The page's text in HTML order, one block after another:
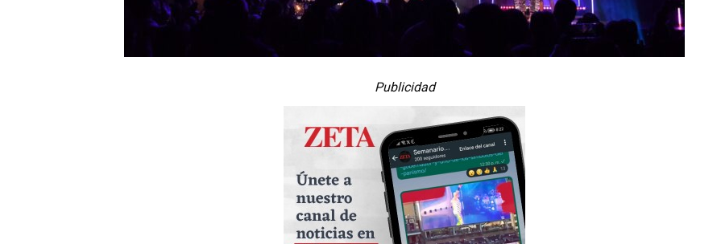
Publicidad